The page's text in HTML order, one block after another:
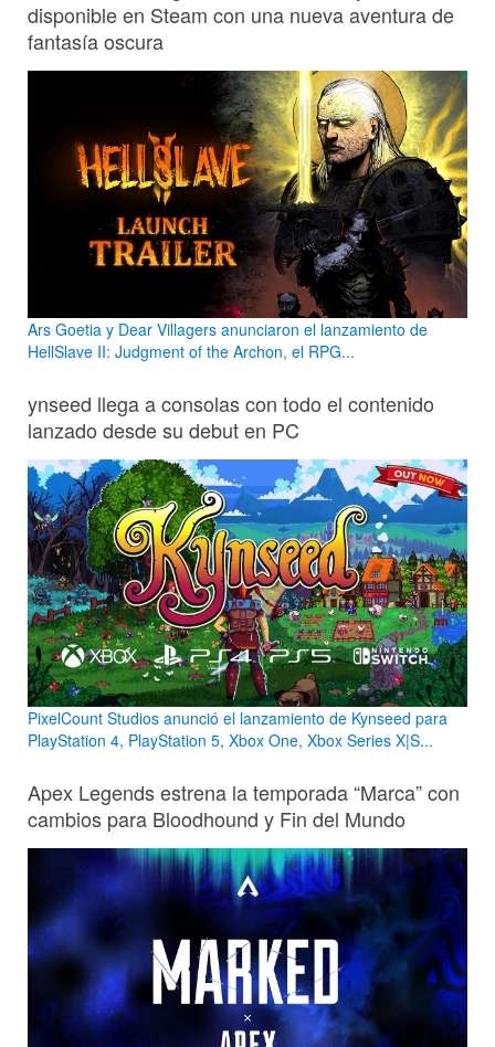
disponible en Steam con una nueva aventura de
fantasía oscura
Ars Goetia y Dear Villagers anunciaron el lanzamiento de
HellSlave II: Judgment of the Archon, el RPG...
ynseed llega a consolas con todo el contenido
lanzado desde su debut en PC
PixelCount Studios anunció el lanzamiento de Kynseed para
PlayStation 4, PlayStation 5, Xbox One, Xbox Series X|S...
Apex Legends estrena la temporada “Marca” con
cambios para Bloodhound y Fin del Mundo